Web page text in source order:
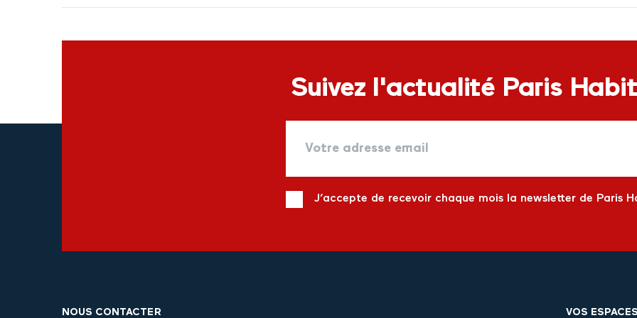
Suivez l'actualité Paris
J’accepte de recevoir chaque mois la newsletter de Paris
NOUS CONTACTER VOS ESPACES